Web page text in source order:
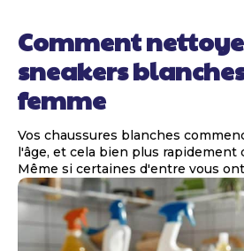
Comment
sneakers
femme
Vos chaussures blanches
l'âge, et cela bien plus rapidement
Même si certaines d'entre vous ont